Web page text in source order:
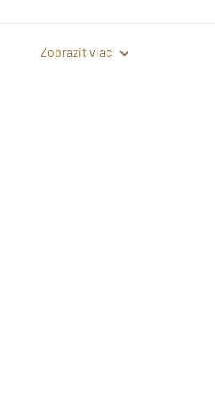
Zobrazit viac